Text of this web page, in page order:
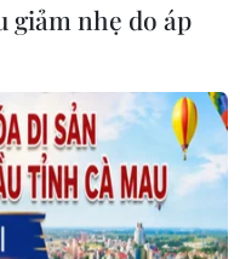
giảm nhẹ do áp